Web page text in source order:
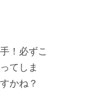
！必ずこ
てしま
かね？